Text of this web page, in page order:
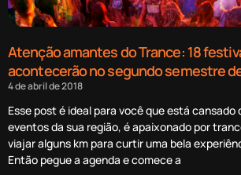
Atenção amantes do Trance: 18
acontecerão no segundo semestre
4 de abril de 2018
Esse post é ideal para você que está cansado
eventos da sua região, é apaixonado por
viajar alguns km para curtir uma bela
Então pegue a agenda e comece a